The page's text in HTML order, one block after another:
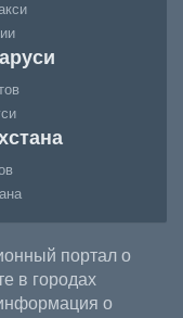
портал о
в городах
о